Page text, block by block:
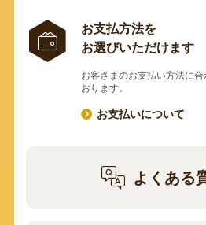
お支払方法を
お選びいただけます
お客さまのお支払い方法に
おります。
お支払いについて
よくある